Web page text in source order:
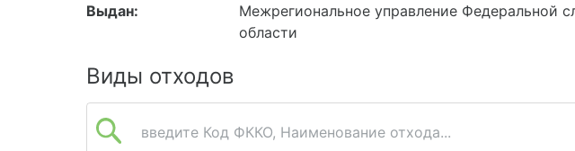
Выдан:
Межрегиональное управление Федеральной
области
Виды отходов
введите Код ФККО, Наименование отхода...